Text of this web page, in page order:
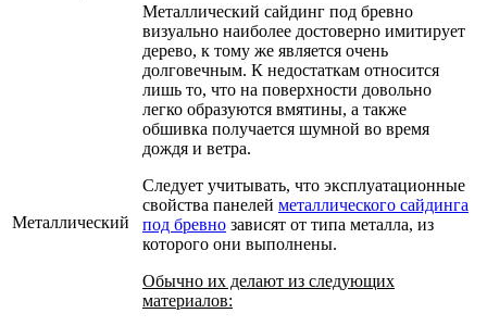
Металлический
Металлический сайдинг под бревно
визуально наиболее достоверно имитирует
дерево, к тому же является очень
долговечным. К недостаткам относится
лишь то, что на поверхности довольно
легко образуются вмятины, а также
обшивка получается шумной во время
дождя и ветра.
Следует учитывать, что эксплуатационные
свойства панелей металлического сайдинга
под бревно зависят от типа металла, из
которого они выполнены.
Обычно их делают из следующих
материалов: